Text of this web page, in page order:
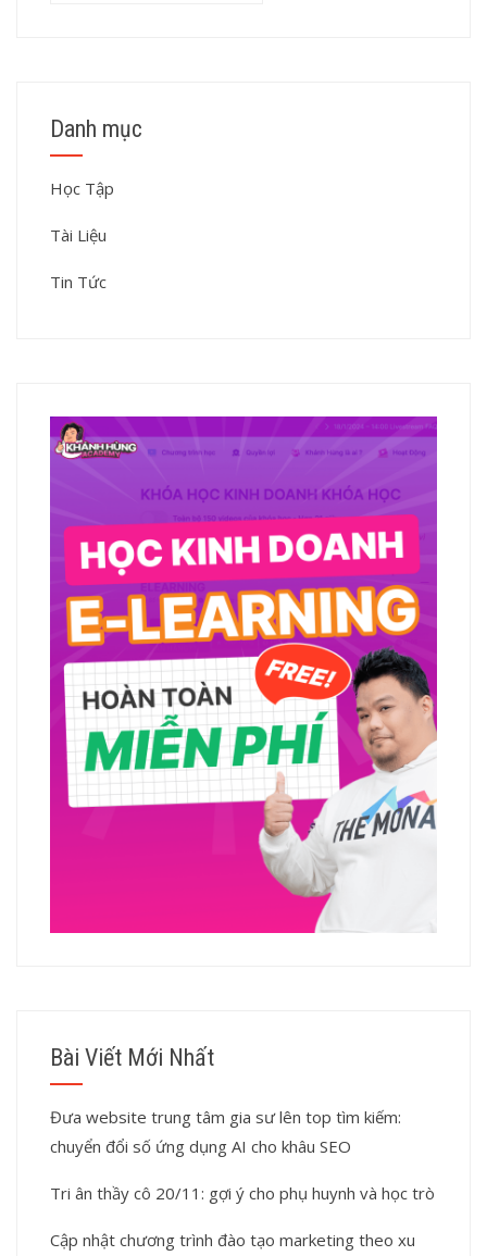
Danh mục
Học Tập
Tài Liệu
Tin Tức
Bài Viết Mới Nhất
Đưa website trung tâm gia sư lên top tìm kiếm:
chuyển đổi số ứng dụng AI cho khâu SEO
Tri ân thầy cô 20/11: gợi ý cho phụ huynh và học trò
Cập nhật chương trình đào tạo marketing theo xu